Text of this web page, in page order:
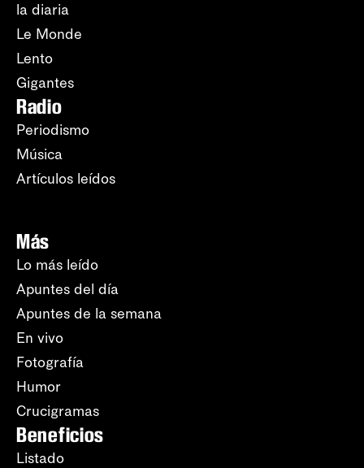
la diaria
Le Monde
Lento
Gigantes
Radio
Periodismo
Música
Artículos leídos
Más
Lo más leído
Apuntes del día
Apuntes de la semana
En vivo
Fotografía
Humor
Crucigramas
Beneficios
Listado